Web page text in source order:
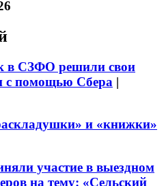
в СЗФО решили свои
с помощью Сбера |
и «книжки»
участие в выездном
на тему: «Сельский